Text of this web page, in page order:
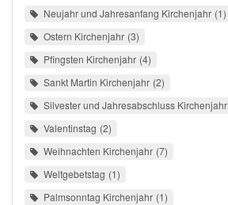
Neujahr und Jahresanfang Kirchenjahr 1
Ostern Kirchenjahr 3
Pfingsten Kirchenjahr 4
Sankt Martin Kirchenjahr 2
Silvester und Jahresabschluss Kirchenjahr
Valentinstag 2
Weihnachten Kirchenjahr 7
Weltgebetstag 1
Palmsonntag Kirchenjahr 1